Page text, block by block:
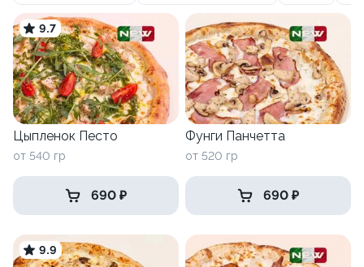
9.7
Цыпленок Песто
от 540 гр
690 ₽
Фунги Панчетта
от 520 гр
690 ₽
9.9